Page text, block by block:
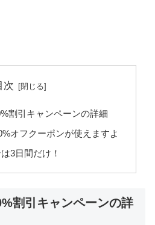
次
割引キャンペーンの詳細
オフクーポンが使えますよ
3日間だけ！
割引キャンペーンの詳